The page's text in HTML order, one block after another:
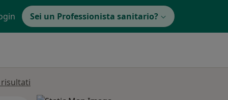
Sei un Professionista sanitario?